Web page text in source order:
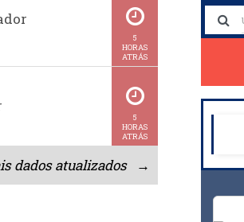
5
HORAS
ATRÁS
5
HORAS
ATRÁS
dados atualizados →